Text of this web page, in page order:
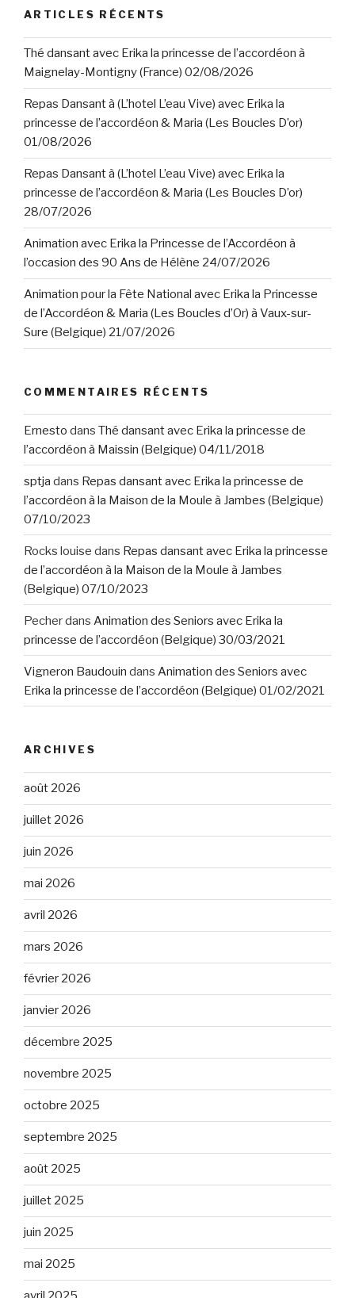
ARTICLES RÉCENTS
Thé dansant avec Erika la princesse de l’accordéon à
Maignelay-Montigny (France) 02/08/2026
Repas Dansant à (L’hotel L’eau Vive) avec Erika la
princesse de l’accordéon & Maria (Les Boucles D’or)
01/08/2026
Repas Dansant à (L’hotel L’eau Vive) avec Erika la
princesse de l’accordéon & Maria (Les Boucles D’or)
28/07/2026
Animation avec Erika la Princesse de l’Accordéon à
l’occasion des 90 Ans de Hélène 24/07/2026
Animation pour la Fête National avec Erika la Princesse
de l’Accordéon & Maria (Les Boucles d’Or) à Vaux-sur-
Sure (Belgique) 21/07/2026
COMMENTAIRES RÉCENTS
Ernesto dans Thé dansant avec Erika la princesse de
l’accordéon à Maissin (Belgique) 04/11/2018
sptja dans Repas dansant avec Erika la princesse de
l’accordéon à la Maison de la Moule à Jambes (Belgique)
07/10/2023
Rocks louise dans Repas dansant avec Erika la princesse
de l’accordéon à la Maison de la Moule à Jambes
(Belgique) 07/10/2023
Pecherdans Animation des Seniors avec Erika la
princesse de l’accordéon (Belgique) 30/03/2021
Vigneron Baudouin dans Animation des Seniors avec
Erika la princesse de l’accordéon (Belgique) 01/02/2021
ARCHIVES
août 2026
juillet 2026
juin 2026
mai 2026
avril 2026
mars 2026
février 2026
janvier 2026
décembre 2025
novembre 2025
octobre 2025
septembre 2025
août 2025
juillet 2025
juin 2025
mai 2025